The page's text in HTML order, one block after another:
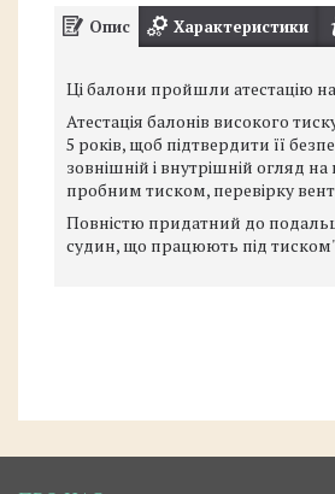
Опис Характеристики
Ці балони пройшли атестацію
Атестація балонів високого
5 років, щоб підтвердити її
зовнішній і внутрішній огляд
пробним тиском, перевірку
Повністю придатний до
судин, що працюють під тиском"